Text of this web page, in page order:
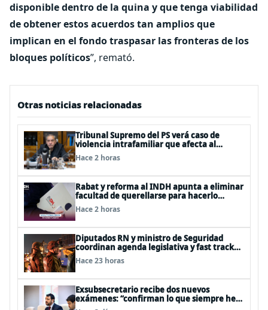
disponible dentro de la quina y que tenga viabilidad
de obtener estos acuerdos tan amplios que
implican en el fondo traspasar las fronteras de los
bloques políticos”, remató.
Otras noticias relacionadas
Tribunal Supremo del PS verá caso de
violencia intrafamiliar que afecta al
senador Fidel Espinoza
Hace 2 horas
Rabat y reforma al INDH apunta a eliminar
facultad de querellarse para hacerlo
“consultivo”
Hace 2 horas
Diputados RN y ministro de Seguridad
coordinan agenda legislativa y fast track
de proyectos
Hace 23 horas
Exsubsecretario recibe dos nuevos
exámenes: “confirman lo que siempre he
dicho que no consumo droga”